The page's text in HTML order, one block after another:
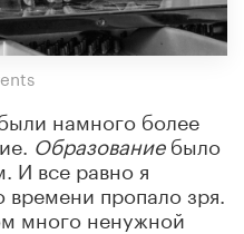
намного более
Образованиебыло
И все равно я
времени пропало зря.
много ненужной